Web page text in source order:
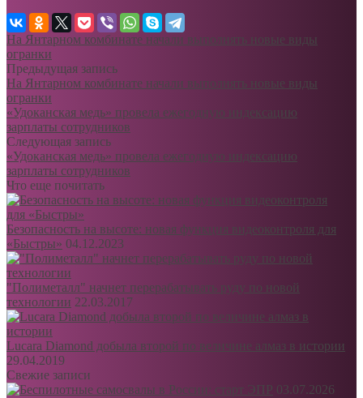
На Янтарном комбинате начали выполнять новые виды
огранки
Предыдущая запись
На Янтарном комбинате начали выполнять новые виды
огранки
«Удоканская медь» провела ежегодную индексацию
зарплаты сотрудников
Следующая запись
«Удоканская медь» провела ежегодную индексацию
зарплаты сотрудников
Что еще почитать
Безопасность на высоте: новая функция видеоконтроля для
«Быстры» 04.12.2023
"Полиметалл" начнет перерабатывать руду по новой
технологии 22.03.2017
Lucara Diamond добыла второй по величине алмаз в истории
29.04.2019
Свежие записи
03.07.2026